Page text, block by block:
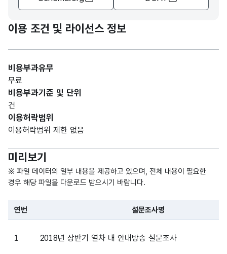
R)
이용 조건 및 라이선스 정보
비용부과유무
무료
비용부과기준 및 단위
건
이용허락범위
이용허락범위 제한 없음
미리보기
※ 파일 데이터의 일부 내용을 제공하고 있으며, 전체 내용이 필요한
경우 해당 파일을 다운로드 받으시기 바랍니다.
연번 설문조사명
1 2018년 상반기 열차 내 안내방송 설문조사